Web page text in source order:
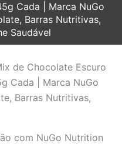
Cada | Marca NuGo
Barras Nutritivas,
Saudável
de Chocolate Escuro
Cada | Marca NuGo
Barras Nutritivas,
com NuGo Nutrition